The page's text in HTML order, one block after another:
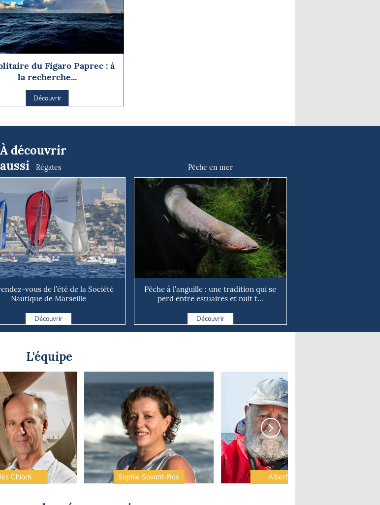
du Figaro Paprec : à
la recherche...
Découvrir
À découvrir
aussi
Régates
vous de l’été de la Société
Nautique de Marseille
Découvrir
Pêche en mer
Pêche à l’anguille : une tradition qui se
perd entre estuaires et nuit t...
Découvrir
L'équipe
Chiorri Sophie Savant-Ros Albert Brel